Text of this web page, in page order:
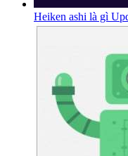
Heiken ashi là gì